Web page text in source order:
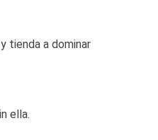
tienda a dominar
ella.